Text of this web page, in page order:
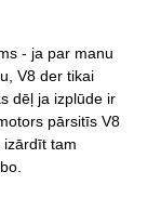
- ja par manu
V8 der tikai
dēļ ja izplūde ir
pārsitīs V8
izārdīt tam